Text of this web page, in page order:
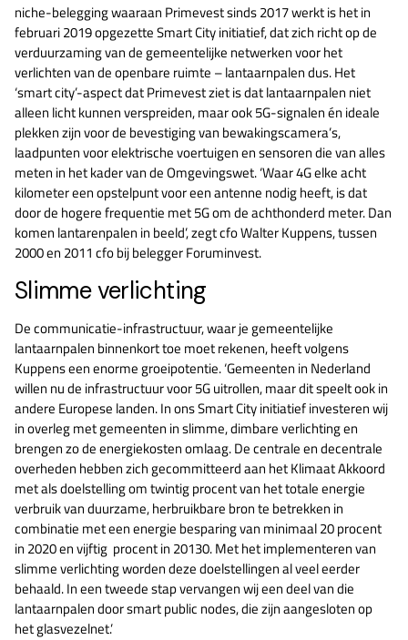
niche-belegging waaraan Primevest sinds 2017 werkt is het in
februari 2019 opgezette Smart City initiatief, dat zich richt op de
verduurzaming van de gemeentelijke netwerken voor het
verlichten van de openbare ruimte – lantaarnpalen dus. Het
‘smart city’-aspect dat Primevest ziet is dat lantaarnpalen niet
alleen licht kunnen verspreiden, maar ook 5G-signalen én ideale
plekken zijn voor de bevestiging van bewakingscamera’s,
laadpunten voor elektrische voertuigen en sensoren die van alles
meten in het kader van de Omgevingswet. ‘Waar 4G elke acht
kilometer een opstelpunt voor een antenne nodig heeft, is dat
door de hogere frequentie met 5G om de achthonderd meter. Dan
komen lantarenpalen in beeld’, zegt cfo Walter Kuppens, tussen
2000 en 2011 cfo bij belegger Foruminvest.
Slimme verlichting
De communicatie-infrastructuur, waar je gemeentelijke
lantaarnpalen binnenkort toe moet rekenen, heeft volgens
Kuppens een enorme groeipotentie. ‘Gemeenten in Nederland
willen nu de infrastructuur voor 5G uitrollen, maar dit speelt ook in
andere Europese landen. In ons Smart City initiatief investeren wij
in overleg met gemeenten in slimme, dimbare verlichting en
brengen zo de energiekosten omlaag. De centrale en decentrale
overheden hebben zich gecommitteerd aan het Klimaat Akkoord
met als doelstelling om twintig procent van het totale energie
verbruik van duurzame, herbruikbare bron te betrekken in
combinatie met een energie besparing van minimaal 20 procent
in 2020 en vijftig procent in 20130. Met het implementeren van
slimme verlichting worden deze doelstellingen al veel eerder
behaald. In een tweede stap vervangen wij een deel van die
lantaarnpalen door smart public nodes, die zijn aangesloten op
het glasvezelnet.’